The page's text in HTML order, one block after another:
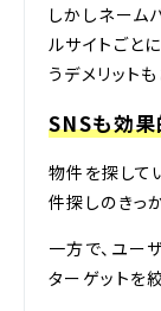
しかしネーム
ルサイトごと
うデメリットも
SNSも効
物件を探して
件探しのきっ
一方で、ユー
ターゲットを